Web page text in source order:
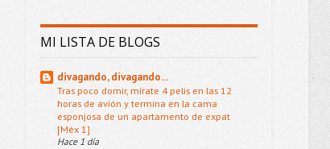
MI LISTA DE BLOGS
divagando, divagando...
Tras poco domir, mírate 4 pelis en las 12
horas de avión y termina en la cama
esponjosa de un apartamento de expat
[Méx 1]
Hace 1 día